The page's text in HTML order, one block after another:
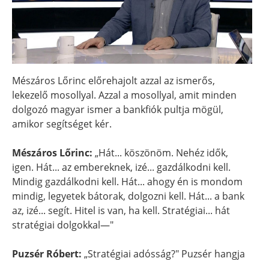
Mészáros Lőrinc előrehajolt azzal az ismerős,
lekezelő mosollyal. Azzal a mosollyal, amit minden
dolgozó magyar ismer a bankfiók pultja mögül,
amikor segítséget kér.
Mészáros Lőrinc: „Hát... köszönöm. Nehéz idők,
igen. Hát... az embereknek, izé... gazdálkodni kell.
Mindig gazdálkodni kell. Hát... ahogy én is mondom
mindig, legyetek bátorak, dolgozni kell. Hát... a bank
az, izé... segít. Hitel is van, ha kell. Stratégiai... hát
stratégiai dolgokkal—"
Puzsér Róbert: „Stratégiai adósság?" Puzsér hangja